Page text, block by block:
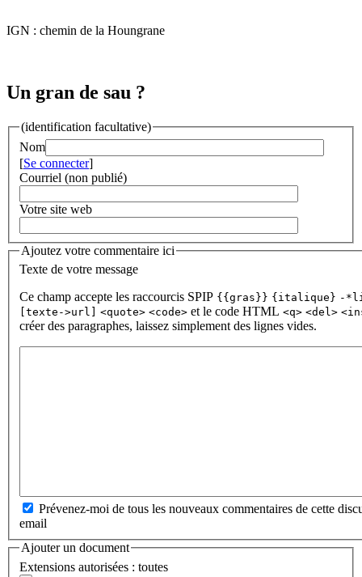
IGN : chemin de la Houngrane
Un gran de sau ?
(identification facultative)
Nom
[Se connecter]
Courriel (non publié)
Votre site web
Ajoutez votre commentaire ici
Texte de votre message
Ce champ accepte les raccourcis SPIP {{gras}} {italique} -
[texte->url]
<quote> <code> et le code HTML <q> <del>
créer des paragraphes, laissez simplement des lignes vides.
Prévenez-moi de tous les nouveaux commentaires de cette
email
Ajouter un document
Extensions autorisées : toutes